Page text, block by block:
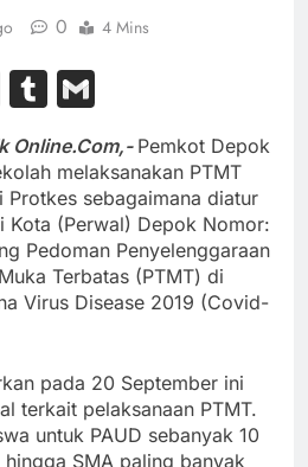
0 4 Mins
X Tumblr
Online.Com,- Pemkot Depok
melaksanakan PTMT
sebagaimana diatur
Kota (Perwal) Depok Nomor:
Pedoman Penyelenggaraan
Terbatas (PTMT) di
Virus Disease 2019 (Covid-
pada 20 September ini
terkait pelaksanaan PTMT.
untuk PAUD sebanyak 10
SMA paling banyak